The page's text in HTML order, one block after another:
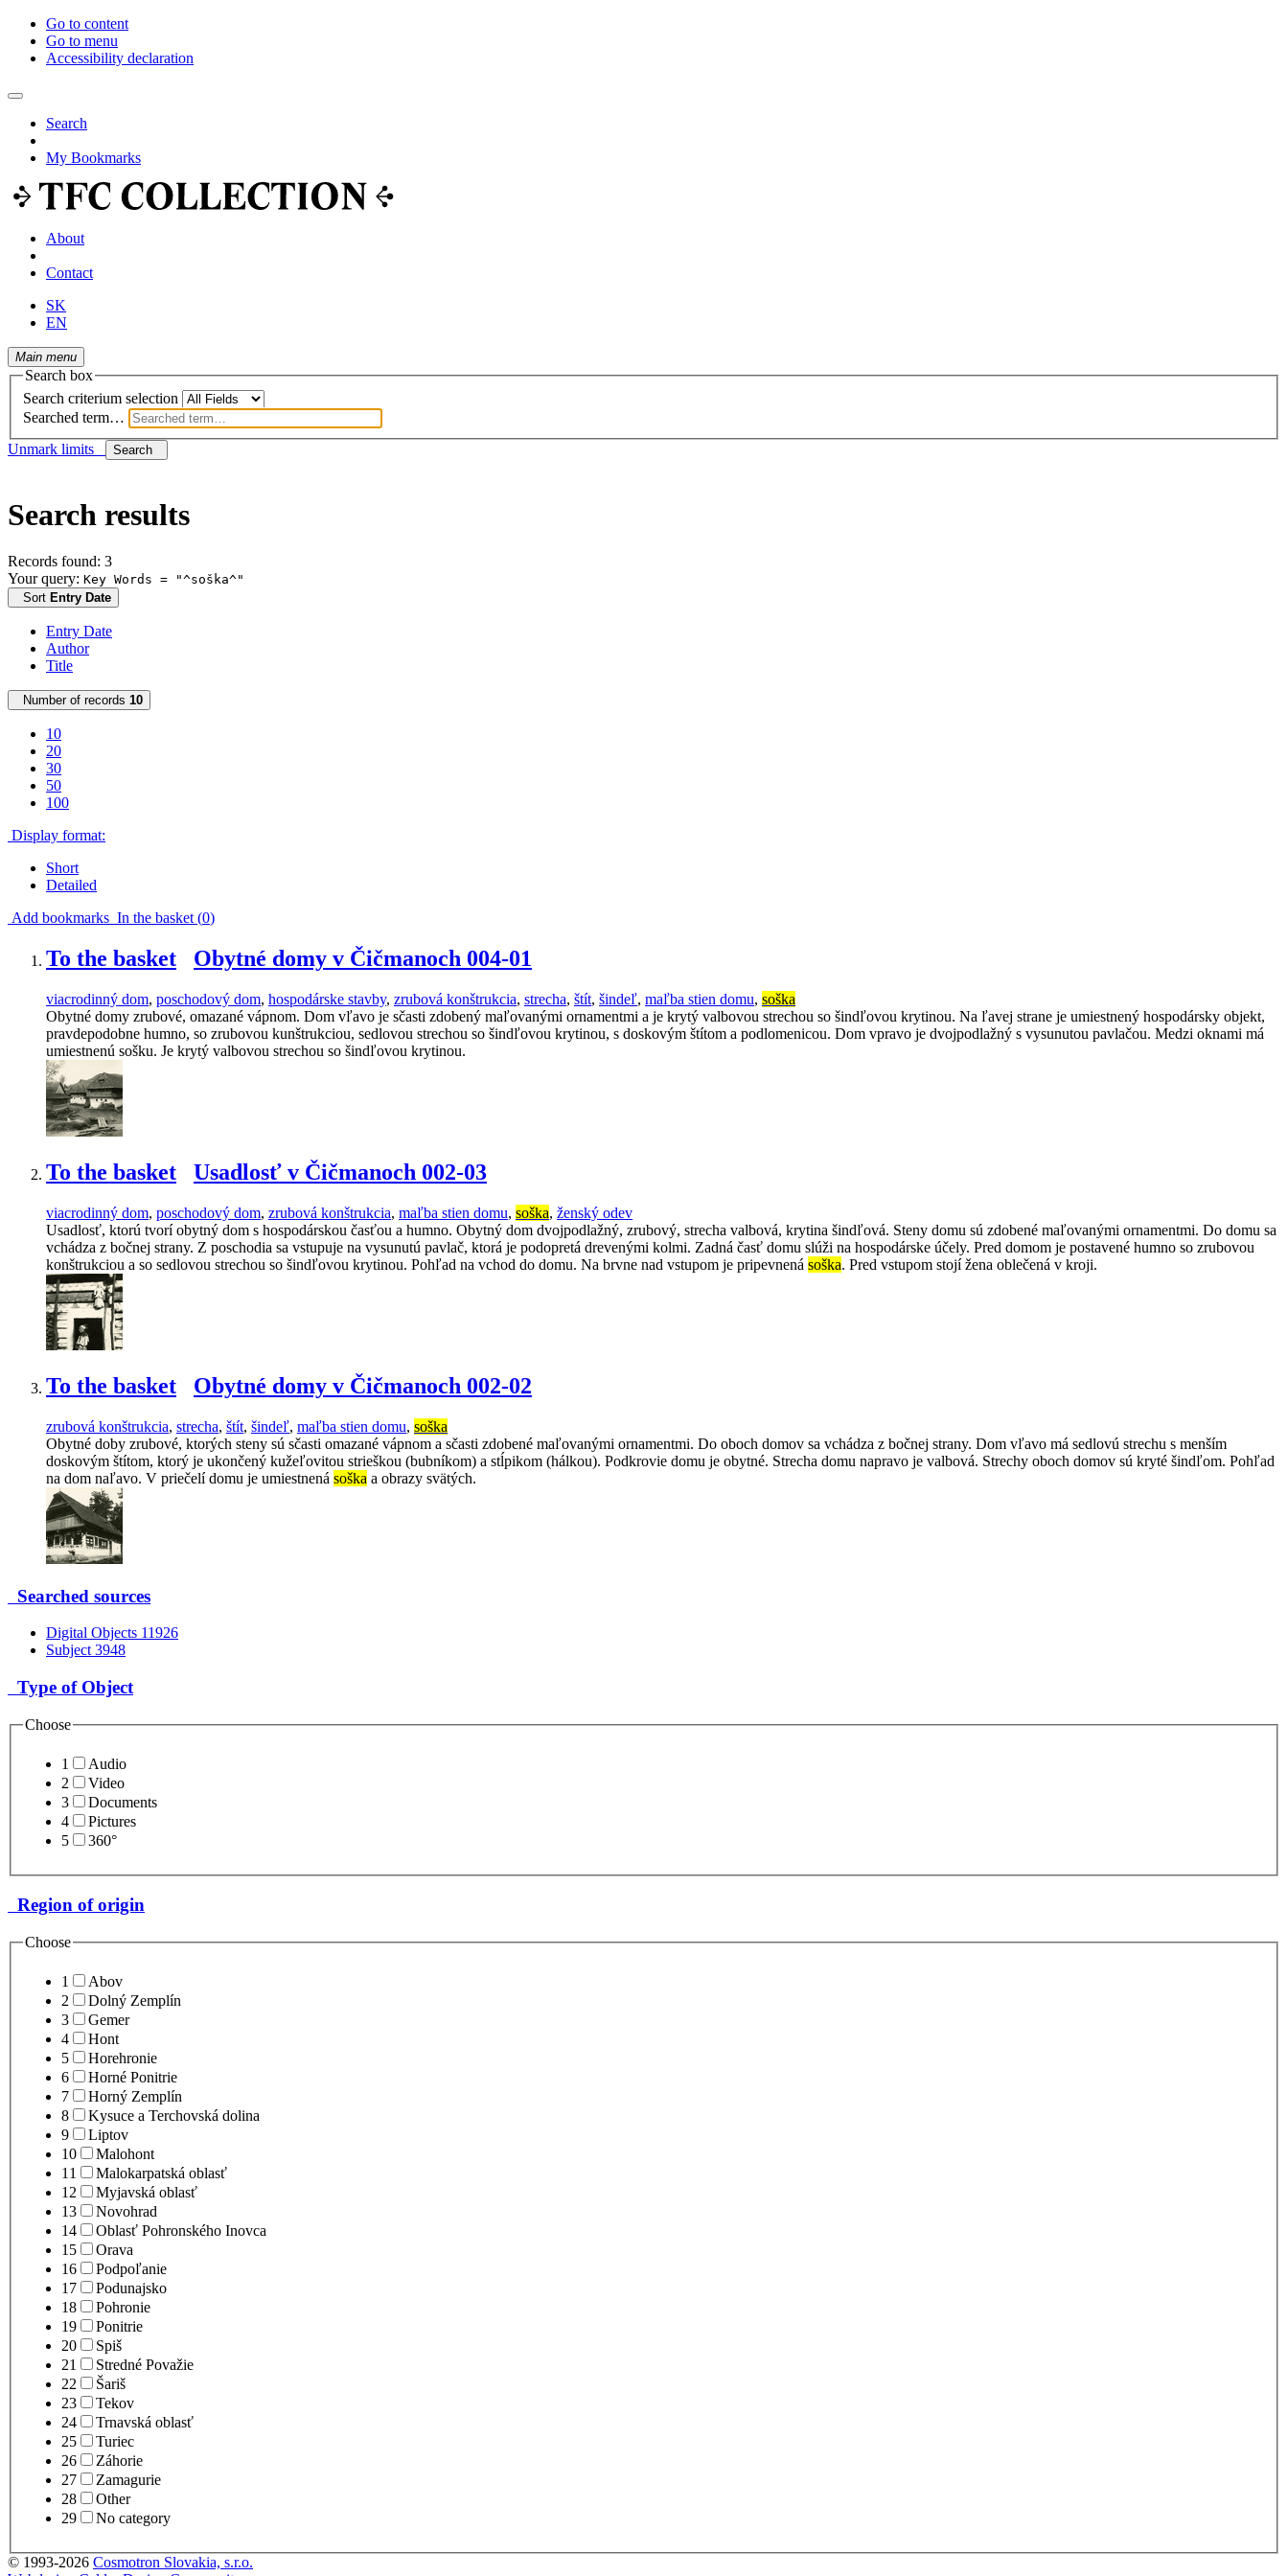
Go to content
Go to menu
Accessibility declaration
Search
My Bookmarks
About
Contact
SK
EN
Main menu
Search box
Search criterium selection
Searched term…
Unmark limits
Search
Search results
Records found: 3
Your query: Key Words = "^soška^"
Sort Entry Date
Entry Date
Author
Title
Number of records 10
10
20
30
50
100
Display format:
Short
Detailed
Add bookmarks In the basket (0)
To the basket Obytné domy v Čičmanoch 004-01
viacrodinný dom, poschodový dom, hospodárske stavby, zrubová konštrukcia, strecha, štít, šindeľ, maľba stien domu, soška
Obytné domy zrubové, omazané vápnom. Dom vľavo je sčasti zdobený maľovanými ornamentmi a je krytý valbovou strechou so šindľovou krytinou. Na ľavej strane je umiestnený hospodársky objekt,
pravdepodobne humno, so zrubovou kunštrukciou, sedlovou strechou so šindľovou krytinou, s doskovým štítom a podlomenicou. Dom vpravo je dvojpodlažný s vysunutou pavlačou. Medzi oknami má
umiestnenú sošku. Je krytý valbovou strechou so šindľovou krytinou.
To the basket Usadlosť v Čičmanoch 002-03
viacrodinný dom, poschodový dom, zrubová konštrukcia, maľba stien domu, soška, ženský odev
Usadlosť, ktorú tvorí obytný dom s hospodárskou časťou a humno. Obytný dom dvojpodlažný, zrubový, strecha valbová, krytina šindľová. Steny domu sú zdobené maľovanými ornamentmi. Do domu sa
vchádza z bočnej strany. Z poschodia sa vstupuje na vysunutú pavlač, ktorá je podopretá drevenými kolmi. Zadná časť domu slúži na hospodárske účely. Pred domom je postavené humno so zrubovou
konštrukciou a so sedlovou strechou so šindľovou krytinou. Pohľad na vchod do domu. Na brvne nad vstupom je pripevnená soška. Pred vstupom stojí žena oblečená v kroji.
To the basket Obytné domy v Čičmanoch 002-02
zrubová konštrukcia, strecha, štít, šindeľ, maľba stien domu, soška
Obytné doby zrubové, ktorých steny sú sčasti omazané vápnom a sčasti zdobené maľovanými ornamentmi. Do oboch domov sa vchádza z bočnej strany. Dom vľavo má sedlovú strechu s menším
doskovým štítom, ktorý je ukončený kužeľovitou strieškou (bubníkom) a stĺpikom (hálkou). Podkrovie domu je obytné. Strecha domu napravo je valbová. Strechy oboch domov sú kryté šindľom. Pohľad
na dom naľavo. V priečelí domu je umiestnená soška a obrazy svätých.
Searched sources
Digital Objects 11926
Subject 3948
Type of Object
Choose
1
Audio
2
Video
3
Documents
4
Pictures
5
360°
Region of origin
Choose
1
Abov
2
Dolný Zemplín
3
Gemer
4
Hont
5
Horehronie
6
Horné Ponitrie
7
Horný Zemplín
8
Kysuce a Terchovská dolina
9
Liptov
10
Malohont
11
Malokarpatská oblasť
12
Myjavská oblasť
13
Novohrad
14
Oblasť Pohronského Inovca
15
Orava
16
Podpoľanie
17
Podunajsko
18
Pohronie
19
Ponitrie
20
Spiš
21
Stredné Považie
22
Šariš
23
Tekov
24
Trnavská oblasť
25
Turiec
26
Záhorie
27
Zamagurie
28
Other
29
No category
© 1993-2026 Cosmotron Slovakia, s.r.o.